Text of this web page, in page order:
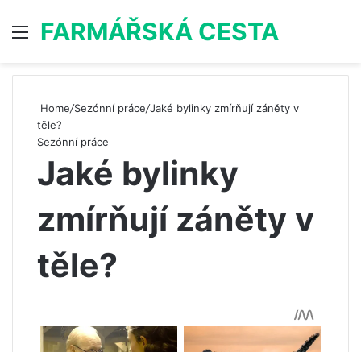
Menu
FARMÁŘSKÁ CESTA
Home/Sezónní práce/Jaké bylinky zmírňují záněty v
těle?
Sezónní práce
Jaké bylinky
zmírňují záněty v
těle?